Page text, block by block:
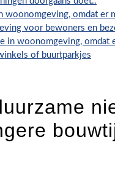
woonomgeving, omdat er
voor bewoners en
in woonomgeving, omdat
of buurtparkjes